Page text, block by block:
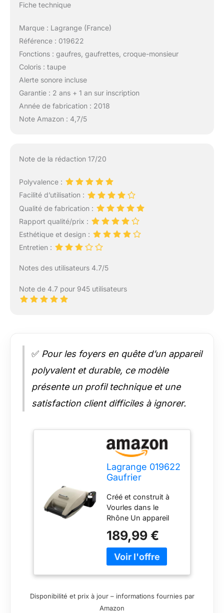
Fiche technique
Marque : Lagrange (France)
Référence : 019622
Fonctions : gaufres, gaufrettes, croque-monsieur
Coloris : taupe
Alerte sonore incluse
Garantie : 2 ans + 1 an sur inscription
Année de fabrication : 2018
Note Amazon : 4,7/5
Note de la rédaction 17/20
Polyvalence :
Facilité d’utilisation :
Qualité de fabrication :
Rapport qualité/prix :
Esthétique et design :
Entretien :
Notes des utilisateurs 4.7/5
Note de 4.7 pour 945 utilisateurs
✅ Pour les foyers en quête d’un appareil
polyvalent et durable, ce modèle
présente un profil technique et une
satisfaction client difficiles à ignorer.
Lagrange 019622
Gaufrier
Gaufres +
Gaufrettes +
Croque
monsieur Taupe
Créé et construit à
Vourles dans le
Rhône Un appareil
de personnaliser la
finition de la gaufre
grâce à un réglage
189,99 €
Disponibilité et prix à jour – informations fournies par
Amazon